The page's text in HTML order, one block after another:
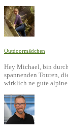
Outdoormädchen
Hey Michael, bin
spannenden Touren,
wirklich ne gute